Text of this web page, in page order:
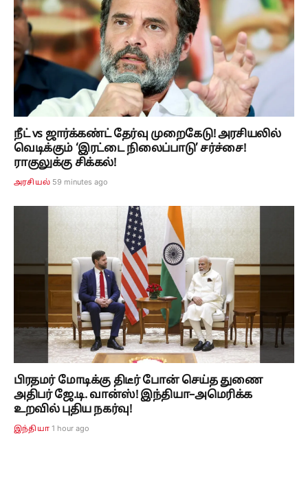
நீட் vs ஜார்க்கண்ட் தேர்வு முறைகேடு! அரசியலில்
வெடிக்கும் ‘இரட்டை நிலைப்பாடு’ சர்ச்சை!
ராகுலுக்கு சிக்கல்!
அரசியல் 59 minutes ago
பிரதமர் மோடிக்கு திடீர் போன் செய்த துணை
அதிபர் ஜே.டி. வான்ஸ்! இந்தியா–அமெரிக்க
உறவில் புதிய நகர்வு!
இந்தியா 1 hour ago